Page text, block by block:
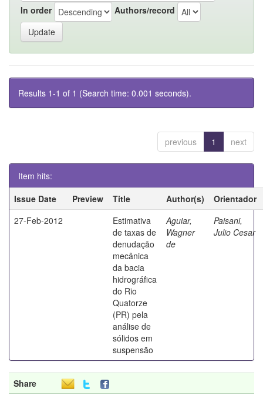
In order Authors/record
Results 1-1 of 1 (Search time: 0.001 seconds).
previous 1 next
Item hits:
Issue Date
Preview Title Author(s)
Orientador
27-Feb-2012
Estimativa
de taxas de
denudação
mecânica
da bacia
hidrográfica
do Rio
Quatorze
(PR) pela
análise de
sólidos em
suspensão
Aguiar,
Wagner
de
Paisani,
Julio Cesar
Share